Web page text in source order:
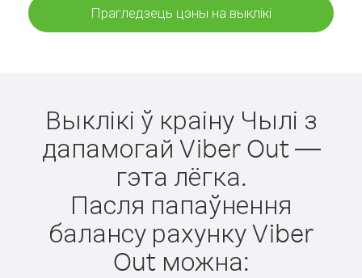
Прагледзець цэны на выклікі
Выклікі ў краіну Чылі з
дапамогай Viber Out —
гэта лёгка.
Пасля папаўнення
балансу рахунку Viber
Out можна: